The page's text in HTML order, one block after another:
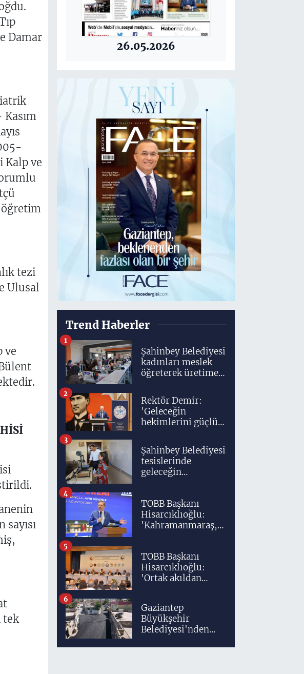
Damar
Kalp ve
tezi
Ulusal
ve
tek
26.05.2026
Trend Haberler
Şahinbey Belediyesi
kadınları meslek
öğreterek üretime
1
Rektör Demir:
'Geleceğin
hekimlerini güçlü
klinik altyapıyla
yetiştiriyoruz'
2
Şahinbey Belediyesi
tesislerinde
geleceğin
yetişiyor
3
TOBB Başkanı
Hisarcıklıoğlu:
'Kahramanmaraş,
ekonomisinin
lokomotif
şehirlerinden
4
TOBB Başkanı
Hisarcıklıoğlu:
'Ortak akıldan
ileriye taşıyacağız'
5
Gaziantep
Büyükşehir
Belediyesi'nden
asfalt
6